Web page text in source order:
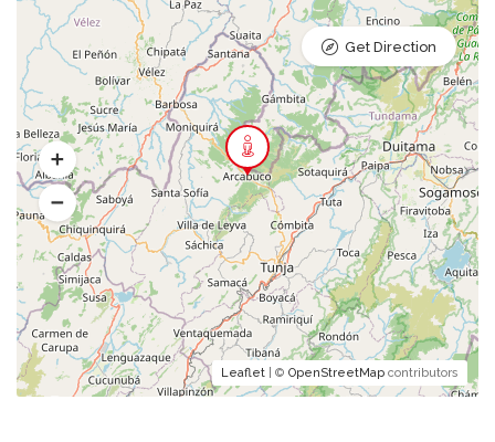
Leaflet | © OpenStreetMap contributors
Get Direction